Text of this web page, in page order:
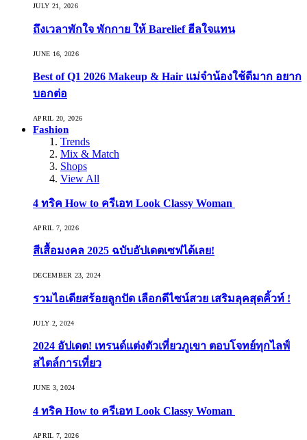
JULY 21, 2026
ถึงเวลาพักใจ พักกาย ให้ Barelief ฮีลใจแทน
JUNE 16, 2026
Best of Q1 2026 Makeup & Hair แม่จ๋าน้องใช้ดีมาก อยาก
บอกต่อ
APRIL 20, 2026
Fashion
Trends
Mix & Match
Shops
View All
4 ทริค How to ครีเอท Look Classy Woman
APRIL 7, 2026
สีเสื้อมงคล 2025 ฉบับอัปเดตเซฟได้เลย!
DECEMBER 23, 2024
รวมไอเดียสร้อยลูกปัด เลือกดีไซน์สวย เสริมลุคสุดคิ้วท์ !
JULY 2, 2024
2024 อัปเดต! เทรนด์แต่งตัวเที่ยวภูเขา ตอบโจทย์ทุกไลฟ์
สไตล์การเที่ยว
JUNE 3, 2024
4 ทริค How to ครีเอท Look Classy Woman
APRIL 7, 2026